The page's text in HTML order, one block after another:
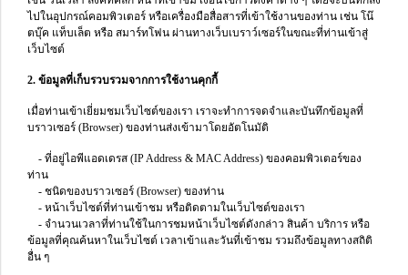
ไปในอุปกรณ์คอมพิวเตอร์ หรือเครื่องมือสื่อสารที่เข้าใช้งานของท่าน เช่น โน๊
ตบุ๊ค แท็บเล็ต หรือ สมาร์ทโฟน ผ่านทางเว็บเบราว์เซอร์ในขณะที่ท่านเข้าสู่
เว็บไซต์
2. ข้อมูลที่เก็บรวบรวมจากการใช้งานคุกกี้
เมื่อท่านเข้าเยี่ยมชมเว็บไซต์ของเรา เราจะทำการจดจำและบันทึกข้อมูลที่
บราวเซอร์ (Browser) ของท่านส่งเข้ามาโดยอัตโนมัติ
- ที่อยู่ไอพีแอดเดรส (IP Address & MAC Address) ของคอมพิวเตอร์ของ
ท่าน
- ชนิดของบราวเซอร์ (Browser) ของท่าน
- หน้าเว็บไซต์ที่ท่านเข้าชม หรือติดตามในเว็บไซต์ของเรา
- จำนวนเวลาที่ท่านใช้ในการชมหน้าเว็บไซต์ดังกล่าว สินค้า บริการ หรือ
ข้อมูลที่คุณค้นหาในเว็บไซต์ เวลาเข้าและวันที่เข้าชม รวมถึงข้อมูลทางสถิติ
อื่น ๆ